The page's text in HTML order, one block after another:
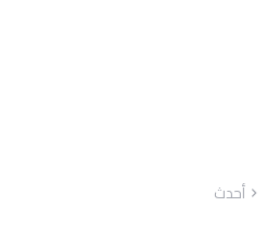
أحدث